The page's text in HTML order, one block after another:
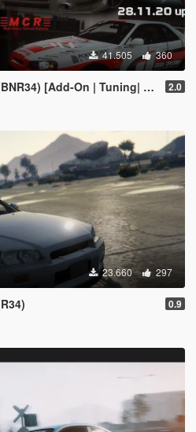
41.505 360
On | Tuning| Animated | Liveries] 2.0
23.660 297
0.9